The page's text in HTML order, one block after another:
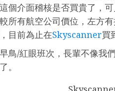
個介面稽核是否買貴了，
所有航空公司價位，左方
目前為止在Skyscanner買
鳥/紅眼班次，長輩不像我
。